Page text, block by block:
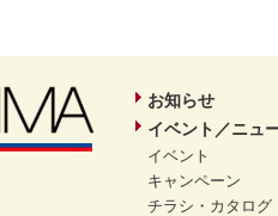
お知らせ
イベント／ニュ
イベント
キャンペーン
チラシ・カタログ